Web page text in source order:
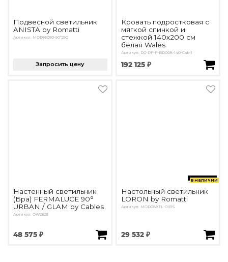
Подвесной светильник
ANISTA by Romatti
Артикул: MOD93050-90*290
Запросить цену
Кровать подростковая с
мягкой спинкой и
стежкой 140х200 см
белая Wales
Артикул: DG-RF-F-BD008-140-Cab-1
192 125 ₽
Настенный светильник
(Бра) FERMALUCE 90°
URBAN / GLAM by Cables
Артикул: OW2825
48 575 ₽
в наличии
Настольный светильник
LORON by Romatti
Артикул: MOD088TL-01BS
29 532 ₽